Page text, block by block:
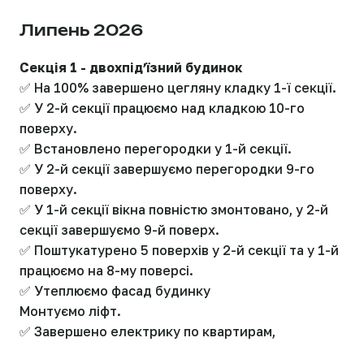
Липень 2026
Секція 1 - двохпідʼїзний будинок
✅ На 100% завершено цегляну кладку 1-ї секції.
✅ У 2-й секції працюємо над кладкою 10-го
поверху.
✅ Встановлено перегородки у 1-й секції.
✅ У 2-й секції завершуємо перегородки 9-го
поверху.
✅ У 1-й секції вікна повністю змонтовано, у 2-й
секції завершуємо 9-й поверх.
✅ Поштукатурено 5 поверхів у 2-й секції та у 1-й
працюємо на 8-му поверсі.
✅ Утеплюємо фасад будинку
Монтуємо ліфт.
✅ Завершено електрику по квартирам,